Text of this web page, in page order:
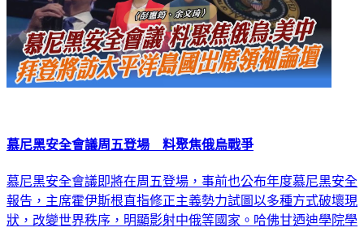
慕尼黑安全會議周五登場 料聚焦俄烏戰爭
慕尼黑安全會議即將在周五登場，事前也公布年度慕尼黑安全
報告，主席霍伊斯根直指修正主義勢力試圖以多種方式破壞現
狀，改變世界秩序，明顯影射中俄等國家。哈佛甘迺迪學院學